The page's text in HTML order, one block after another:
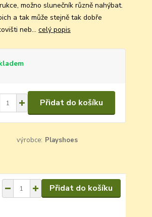
možno slunečník různě nahýbat.
a tak může stejně tak dobře
neb... celý popis
Přidat do košíku
výrobce: Playshoes
Přidat do košíku